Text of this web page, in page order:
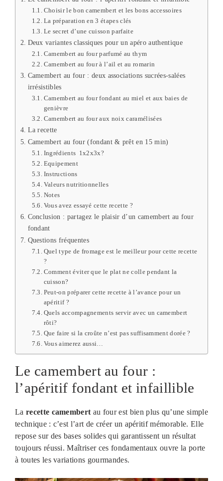
Choisir le bon camembert et les bons accessoires
La préparation en 3 étapes clés
Le secret d’une cuisson parfaite
Deux variantes classiques pour un apéro authentique
Camembert au four parfumé au thym
Camembert au four à l’ail et au romarin
Camembert au four : deux associations sucrées-salées
irrésistibles
Camembert au four fondant au miel et aux baies de
genièvre
Camembert au four aux noix caramélisées
La recette
Camembert au four (fondant & prêt en 15 min)
Ingrédients 1x2x3x?
Equipement
Instructions
Valeurs nutritionnelles
Notes
Vous avez essayé cette recette ?
Conclusion : partagez le plaisir d’un camembert au four
fondant
Questions fréquentes
Quel type de fromage est le meilleur pour cette recette
?
Comment éviter que le plat ne colle pendant la
cuisson?
Peut-on préparer cette recette à l’avance pour un
apéritif ?
Quels accompagnements servir avec un camembert
rôti?
Que faire si la croûte n’est pas suffisamment dorée ?
Vous aimerez aussi…
Le camembert au four :
l’apéritif fondant et infaillible
La recette camembert au four est bien plus qu’une simple
technique : c’est l’art de créer un apéritif mémorable. Elle
repose sur des bases solides qui garantissent un résultat
toujours réussi. Maîtriser ces fondamentaux ouvre la porte
à toutes les variations gourmandes.